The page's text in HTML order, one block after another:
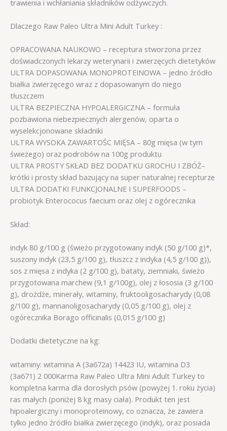
trawienia i wchłaniania składników odżywczych.
Dlaczego Raw Paleo Ultra Mini Adult Turkey :
OPRACOWANA NAUKOWO – receptura stworzona przez
doświadczonych lekarzy weterynarii i zwierzęcych dietetyków
ULTRA DOPASOWANA MONOPROTEINOWA – jedno źródło
białka zwierzęcego wraz z dopasowanym do niego
tłuszczem
ULTRA BEZPIECZNA HYPOALERGICZNA – formuła
pozbawiona niebezpiecznych alergenów, oparta o
wyselekcjonowane składniki
ULTRA WYSOKA ZAWARTOŚC MIĘSA – 80g mięsa (w tym
świeżego) oraz podrobów na 100g produktu
ULTRA PROSTY SKŁAD BEZ DODATKU GROCHU I ZBÓŻ–
krótki i prosty skład bazujący na super naturalnej recepturze
ULTRA DODATKI FUNKCJONALNE I SUPERFOODS –
probiotyk Enterococus faecium oraz olej z ogórecznika
Skład:
indyk 80 g/100 g (świeżo przygotowany indyk (50 g/100 g)*,
suszony indyk (23,5 g/100 g), tłuszcz z indyka (4,5 g/100 g)),
sos z mięsa z indyka (2 g/100 g), bataty, ziemniaki, świeżo
przygotowana marchew (9,1 g/100g), olej z łososia (3 g/100
g), drożdże, minerały, witaminy, fruktooligosacharydy (0,08
g/100 g), mannanoligosacharydy (0,05 g/100 g), olej z
ogórecznika Borago officinalis (0,015 g/100 g)
Dodatki dietetyczne na kg:
witaminy: witamina A (3a672a) 14423 IU, witamina D3
(3a671) 2 000Karma Raw Paleo Ultra Mini Adult Turkey to
kompletna karma dla dorosłych psów (powyżej 1. roku życia)
ras małych (poniżej 8 kg masy ciała). Produkt ten jest
hipoalergiczny i monoproteinowy, co oznacza, że zawiera
tylko jedno źródło białka zwierzęcego (indyk), oraz posiada